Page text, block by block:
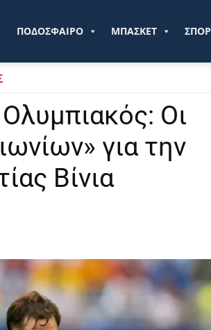
ΠΟΔΟΣΦΑΙΡΟ ΜΠΑΣΚΕΤ ΣΠΟΡ
Οι
για την
Βίνια